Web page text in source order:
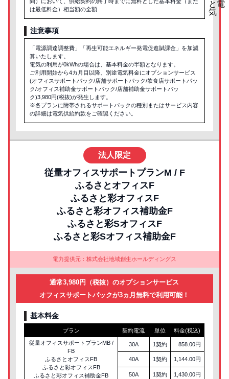
は最低料金）相当額の全額
注意事項
「電源調達調整費」「再生可能エネルギー発電促進賦課金」を加減
算いたします。
電気の利用が0kWhの場合は、基本料金の半額となります。
ご利用開始から4カ月目以降、別途電気料金にオプションサービス
(オフィスサポートパック/店舗サポートパック/飲食店サポートパッ
ク/オフィス補助金サポートパック/店舗補助金サポートパッ
ク)3,980円(税抜)が発生します。
※各プランに附帯されるサポートパックの種別またはサービス内容
の詳細は電気供給約款をご確認ください。
従量オフィスサポートプランM / F
ふるさとオフィスF
ふるさと彩オフィスF
ふるさと彩オフィス補助金F
ふるさと彩SオフィスF
ふるさと彩Sオフィス補助金F
電力提供元：株式会社地域創生ホールディングス
法人限定
通常3,980円（税抜）のオプションサービス
オフィスサポートパックが3ヵ月無料で利用可能！
基本料金
プラン 契約電流 単位
料金(税込)
従量オフィスサポートプランMB /
FB
ふるさとオフィスFB
ふるさと彩オフィスFB
ふるさと彩オフィス補助金FB
30A 1契約 858.00円
40A 1契約 1,144.00円
50A 1契約 1,430.00円